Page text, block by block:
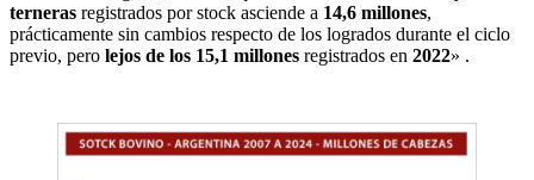
terneras registrados por stock asciende a 14,6 millones,
prácticamente sin cambios respecto de los logrados durante el ciclo
previo, pero lejos de los 15,1 millones registrados en 2022» .